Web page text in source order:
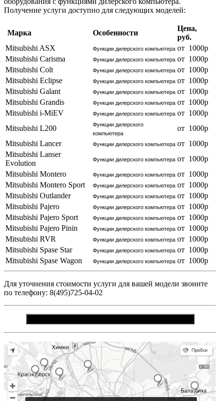
Получение услуги доступно для следующих моделей:
Марка Особенности
Цена,
руб.
Mitsubishi ASX
Функции дилерского компьютера от 1000р
Mitsubishi Carisma
Функции дилерского компьютера от 1000р
Mitsubishi Colt
Функции дилерского компьютера от 1000р
Mitsubishi Eclipse
Функции дилерского компьютера от 1000р
Mitsubishi Galant
Функции дилерского компьютера от 1000р
Mitsubishi Grandis
Функции дилерского компьютера от 1000р
Mitsubishi i-MiEV
Функции дилерского компьютера от 1000р
Mitsubishi L200
Функции дилерского
компьютера
от 1000р
Mitsubishi Lancer
Функции дилерского компьютера от 1000р
Mitsubishi Lanser
Evolution
Функции дилерского компьютера от 1000р
Mitsubishi Montero
Функции дилерского компьютера от 1000р
Mitsubishi Montero Sport
Функции дилерского компьютера от 1000р
Mitsubishi Outlander
Функции дилерского компьютера от 1000р
Mitsubishi Pajero
Функции дилерского компьютера от 1000р
Mitsubishi Pajero Sport
Функции дилерского компьютера от 1000р
Mitsubishi Pajero Pinin
Функции дилерского компьютера от 1000р
Mitsubishi RVR
Функции дилерского компьютера от 1000р
Mitsubishi Spase Star
Функции дилерского компьютера от 1000р
Mitsubishi Spase Wagon
Функции дилерского компьютера от 1000р
Для уточнения стоимости услуги для вашей модели звоните
по телефону: 8(495)725-04-02